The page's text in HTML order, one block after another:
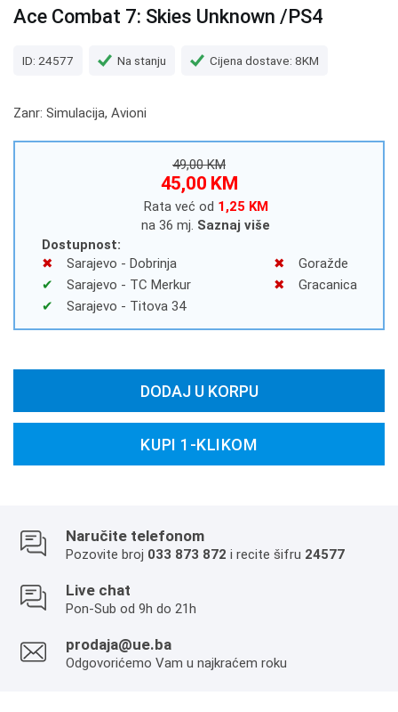
Ace Combat 7: Skies Unknown /PS4
ID: 24577 Na stanju Cijena dostave: 8KM
Zanr: Simulacija, Avioni
49,00 KM
45,00 KM
Rata već od 1,25 KM
na 36 mj. Saznaj više
Dostupnost:
Sarajevo - Dobrinja
Sarajevo - TC Merkur
Sarajevo - Titova 34
Goražde
Gracanica
DODAJ U KORPU
KUPI 1-KLIKOM
Naručite telefonom
Pozovite broj 033 873 872 i recite šifru 24577
Live chat
Pon-Sub od 9h do 21h
prodaja@ue.ba
Odgovorićemo Vam u najkraćem roku